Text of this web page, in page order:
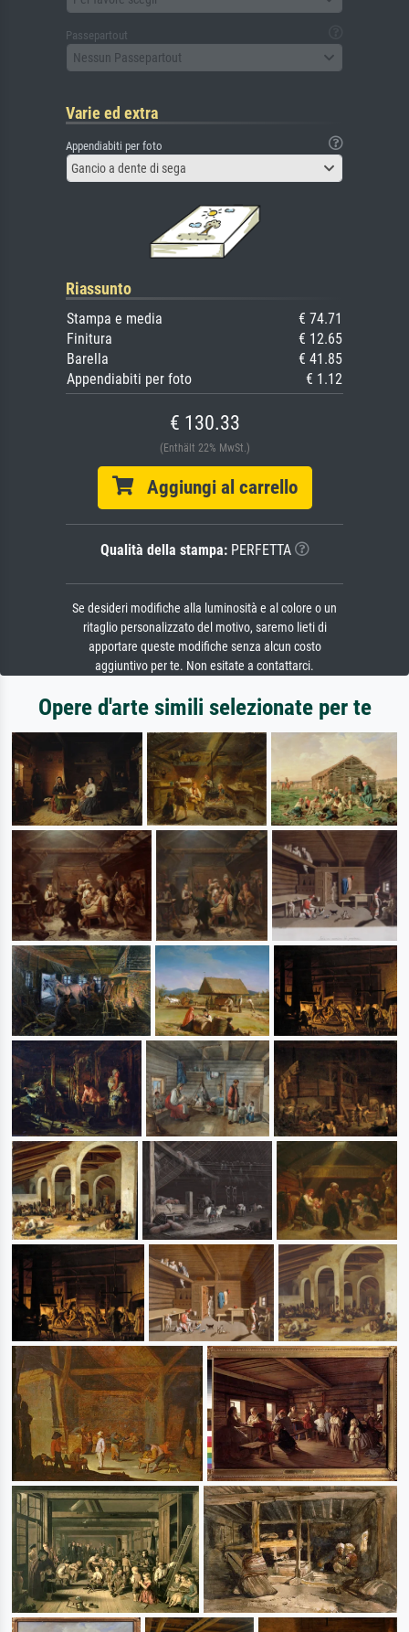
Passepartout
Nessun Passepartout
Varie ed extra
Appendiabiti per foto
Gancio a dente di sega
Riassunto
Stampa e media
€ 74.71
Finitura
€ 12.65
Barella
€ 41.85
Appendiabiti per foto
€ 1.12
€ 130.33
(Enthält 22% MwSt.)
Aggiungi al carrello
Qualità della stampa:PERFETTA
Se desideri modifiche alla luminosità e al colore o un
ritaglio personalizzato del motivo, saremo lieti di
apportare queste modifiche senza alcun costo
aggiuntivo per te. Non esitate a contattarci.
Opere d'arte simili selezionate per te